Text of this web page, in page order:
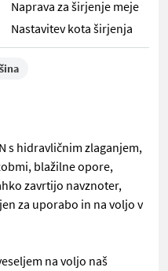
Naprava za širjenje meje
Nastavitev kota širjenja
s hidravličnim zlaganjem,
blažilne opore,
zavrtijo navznoter,
za uporabo in na voljo v
na voljo naš